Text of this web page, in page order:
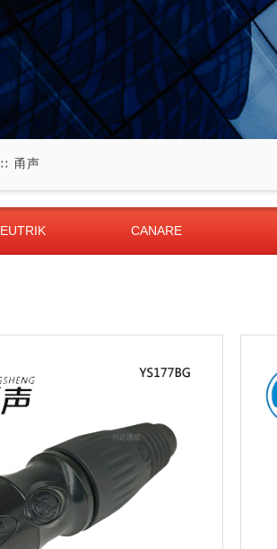
∷ 甬声
CANARE